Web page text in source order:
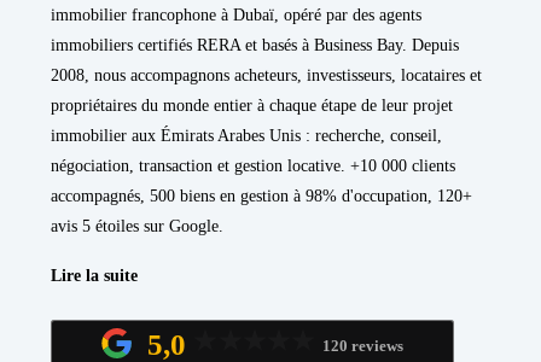
immobilier francophone à Dubaï, opéré par des agents
immobiliers certifiés RERA et basés à Business Bay. Depuis
2008, nous accompagnons acheteurs, investisseurs, locataires et
propriétaires du monde entier à chaque étape de leur projet
immobilier aux Émirats Arabes Unis : recherche, conseil,
négociation, transaction et gestion locative. +10 000 clients
accompagnés, 500 biens en gestion à 98% d'occupation, 120+
avis 5 étoiles sur Google.
Lire la suite
5,0 120 reviews